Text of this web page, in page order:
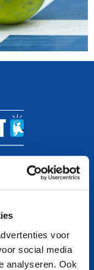
voor
social media
analyseren. Ook